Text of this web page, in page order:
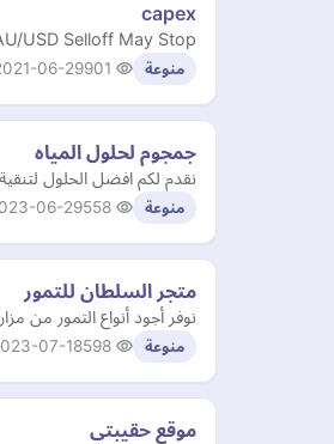
capex
USD Selloff May Stop?
منوعة 06-29
جمجوم لحلول المياه
نقدم لكم افضل الحلول لتنقية
منوعة 06-29
متجر السلطان للتمور
نوفر أجود أنواع التمور من
منوعة 07-18
موقع حقيبتي